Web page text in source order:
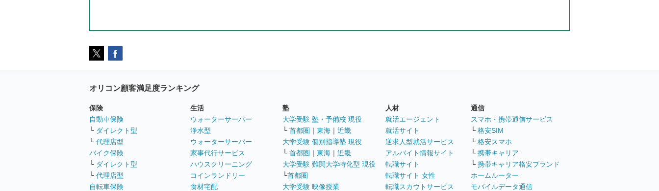
オリコン顧客満足度ランキング
保険
自動車保険
└ ダイレクト型
└ 代理店型
バイク保険
└ ダイレクト型
└ 代理店型
自転車保険
生活
ウォーターサーバー
浄水型
ウォーターサーバー
家事代行サービス
ハウスクリーニング
コインランドリー
食材宅配
塾
大学受験 塾・予備校 現役
└ 首都圏 ｜ 東海 ｜ 近畿
大学受験 個別指導塾 現役
└ 首都圏 ｜ 東海 ｜ 近畿
大学受験 難関大学特化型 現役
└首都圏
大学受験 映像授業
人材
就活エージェント
就活サイト
逆求人型就活サービス
アルバイト情報サイト
転職サイト
転職サイト 女性
転職スカウトサービス
通信
スマホ・携帯通信サービス
└ 格安SIM
└ 格安スマホ
└ 携帯キャリア
└ 携帯キャリア格安ブランド
ホームルーター
モバイルデータ通信